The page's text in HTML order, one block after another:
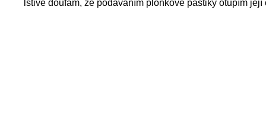
lstivě doufám, že podáváním plonkové paštiky otupím její